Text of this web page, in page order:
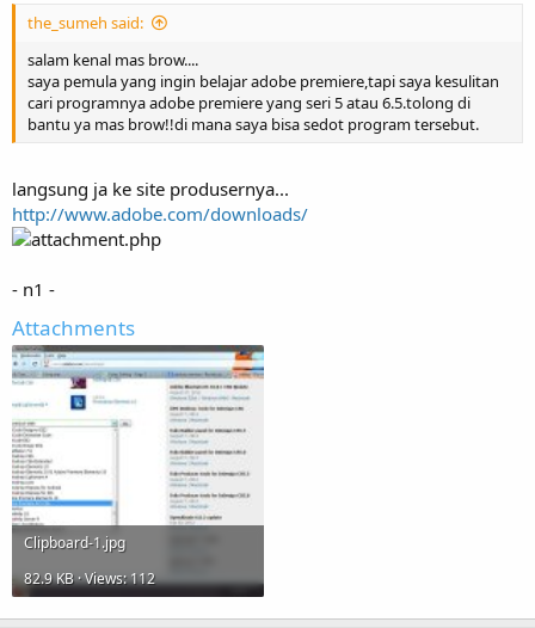
the_sumeh said:
salam kenal mas brow....
saya pemula yang ingin belajar adobe premiere,tapi saya kesulitan
cari programnya adobe premiere yang seri 5 atau 6.5.tolong di
bantu ya mas brow!!di mana saya bisa sedot program tersebut.
langsung ja ke site produsernya...
http://www.adobe.com/downloads/
- n1 -
Attachments
Clipboard-1.jpg
82.9 KB · Views: 112